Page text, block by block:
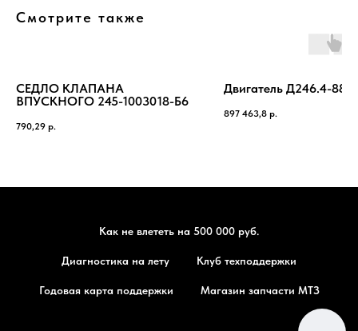
Смотрите также
СЕДЛО КЛАПАНА
ВПУСКНОГО 245-1003018-Б6
790,29 р.
Двигатель Д246.4-88М
897 463,8 р.
Как не влететь на 500 000 руб.
Диагностика на лету Клуб техподдержки
Годовая карта поддержки Магазин запчасти МТЗ